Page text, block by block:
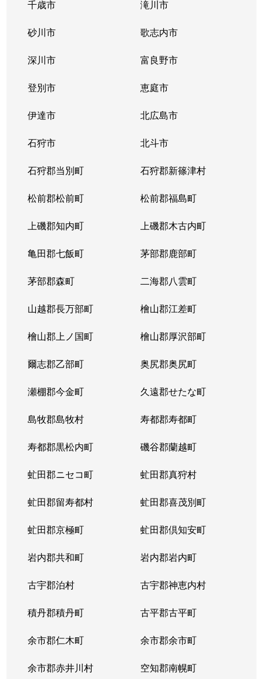
千歳市 滝川市
砂川市 歌志内市
深川市 富良野市
登別市 恵庭市
伊達市 北広島市
石狩市 北斗市
石狩郡当別町 石狩郡新篠津村
松前郡松前町 松前郡福島町
上磯郡知内町 上磯郡木古内町
亀田郡七飯町 茅部郡鹿部町
茅部郡森町 二海郡八雲町
山越郡長万部町 檜山郡江差町
檜山郡上ノ国町 檜山郡厚沢部町
爾志郡乙部町 奥尻郡奥尻町
瀬棚郡今金町 久遠郡せたな町
島牧郡島牧村 寿都郡寿都町
寿都郡黒松内町 磯谷郡蘭越町
虻田郡ニセコ町 虻田郡真狩村
虻田郡留寿都村 虻田郡喜茂別町
虻田郡京極町 虻田郡倶知安町
岩内郡共和町 岩内郡岩内町
古宇郡泊村 古宇郡神恵内村
積丹郡積丹町 古平郡古平町
余市郡仁木町 余市郡余市町
余市郡赤井川村 空知郡南幌町